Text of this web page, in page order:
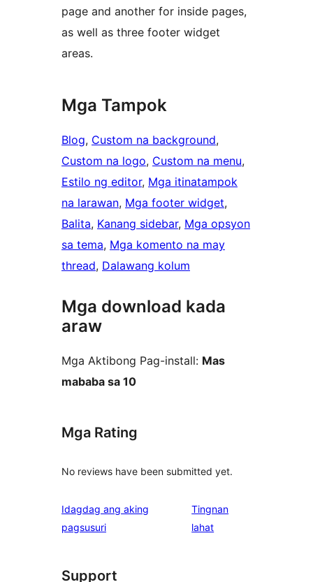
page and another for inside pages,
as well as three footer widget
areas.
Mga Tampok
Blog, Custom na background
Custom na logo, Custom na menu
Estilo ng editor, Mga itinatampok
na larawan, Mga footer widget
Balita, Kanang sidebar, Mga opsyon
sa tema, Mga komento na may
thread, Dalawang kolum
Mga download kada
araw
Mga Aktibong Pag-install: Mas
mababa sa 10
Mga Rating
No reviews have been submitted yet.
Idagdag ang aking
pagsusuri
Tingnan
lahatng
Support